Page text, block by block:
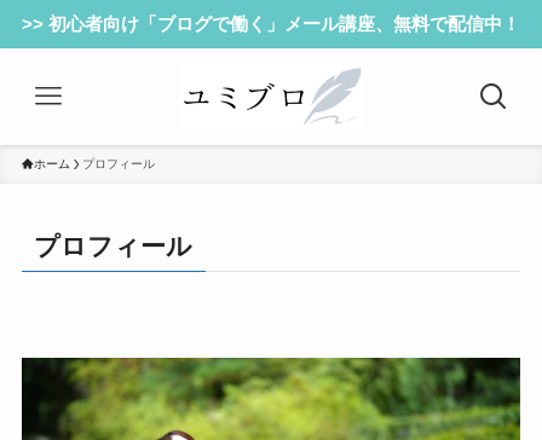
>> 初心者向け「ブログで働く」メール講座、無料で配信中！
ホーム プロフィール
プロフィール